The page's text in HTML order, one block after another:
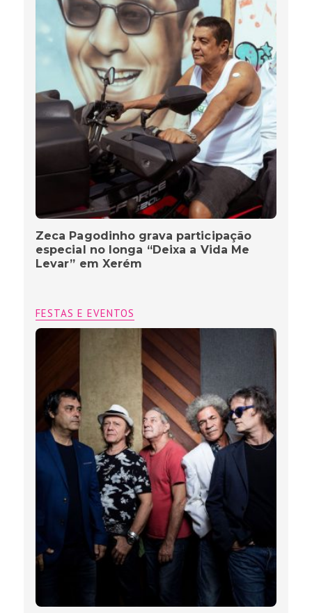
Zeca Pagodinho grava participação
especial no longa “Deixa a Vida Me
Levar” em Xerém
FESTAS E EVENTOS